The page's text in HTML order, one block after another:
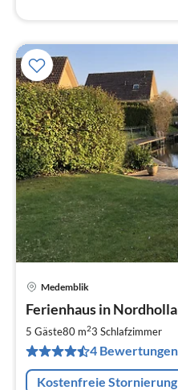
Medemblik
Ferienhaus in
5 Gäste80 m23 Schlafzimmer
4 Bewertungen
Kostenfreie Stornierung